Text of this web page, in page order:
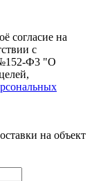
согласие на
с
№152-Ф3 "О
на объект